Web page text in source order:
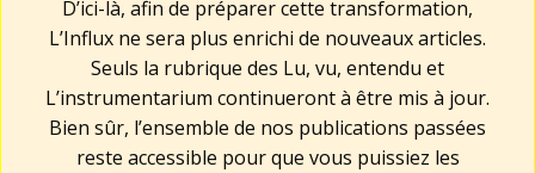
D’ici-là, afin de préparer cette transformation,
L’Influx ne sera plus enrichi de nouveaux articles.
Seuls la rubrique des Lu, vu, entendu et
L’instrumentarium continueront à être mis à jour.
Bien sûr, l’ensemble de nos publications passées
reste accessible pour que vous puissiez les